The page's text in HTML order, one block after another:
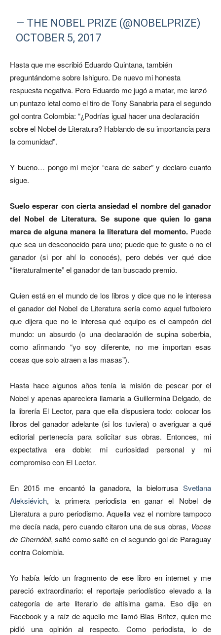
— THE NOBEL PRIZE (@NOBELPRIZE)
OCTOBER 5, 2017
Hasta que me escribió Eduardo Quintana, también
preguntándome sobre Ishiguro. De nuevo mi honesta
respuesta negativa. Pero Eduardo me jugó a matar, me lanzó
un puntazo letal como el tiro de Tony Sanabria para el segundo
gol contra Colombia: “¿Podrías igual hacer una declaración
sobre el Nobel de Literatura? Hablando de su importancia para
la comunidad”.
Y bueno… pongo mi mejor “cara de saber” y declaro cuanto
sigue.
Suelo esperar con cierta ansiedad el nombre del ganador
del Nobel de Literatura. Se supone que quien lo gana
marca de alguna manera la literatura del momento.Puede
que sea un desconocido para uno; puede que te guste o no el
ganador (si por ahí lo conocés), pero debés ver qué dice
“literaturalmente” el ganador de tan buscado premio.
Quien está en el mundo de los libros y dice que no le interesa
el ganador del Nobel de Literatura sería como aquel futbolero
que dijera que no le interesa qué equipo es el campeón del
mundo: un absurdo (o una declaración de supina soberbia,
como afirmando “yo soy diferente, no me importan esas
cosas que solo atraen a las masas”).
Hasta hace algunos años tenía la misión de pescar por el
Nobel y apenas apareciera llamarla a Guillermina Delgado, de
la librería El Lector, para que ella dispusiera todo: colocar los
libros del ganador adelante (si los tuviera) o averiguar a qué
editorial pertenecía para solicitar sus obras. Entonces, mi
expectativa era doble: mi curiosidad personal y mi
compromiso con El Lector.
En 2015 me encantó la ganadora, la bielorrusa Svetlana
Aleksiévich, la primera periodista en ganar el Nobel de
Literatura a puro periodismo. Aquella vez el nombre tampoco
me decía nada, pero cuando citaron una de sus obras, Voces
de Chernóbil, salté como salté en el segundo gol de Paraguay
contra Colombia.
Yo había leído un fragmento de ese libro en internet y me
pareció extraordinario: el reportaje periodístico elevado a la
categoría de arte literario de altísima gama. Eso dije en
Facebook y a raíz de aquello me llamó Blas Brítez, quien me
pidió una opinión al respecto. Como periodista, lo de